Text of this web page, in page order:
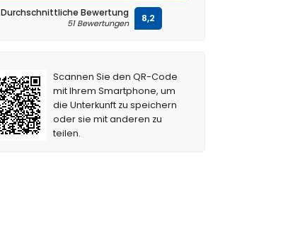
Durchschnittliche Bewertung
51 Bewertungen 8,2
Scannen Sie den QR-Code
mit Ihrem Smartphone, um
die Unterkunft zu speichern
oder sie mit anderen zu
teilen.